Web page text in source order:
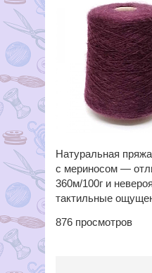
Натуральная
с мериносом —
360м/100г и
тактильные
876 просмотров